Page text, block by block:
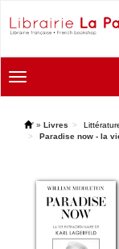
Toggle
navigation
' » Livres
Paradise now - la